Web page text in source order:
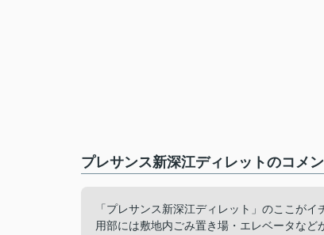
プレサンス新深江ディレットのコメ
「プレサンス新深江ディレット」のここが
用部には敷地内ごみ置き場・エレベータな